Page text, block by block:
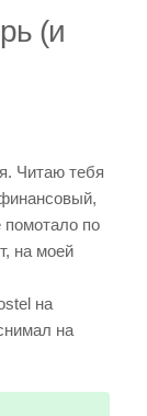
(и
Читаю тебя
по
на моей
на
на